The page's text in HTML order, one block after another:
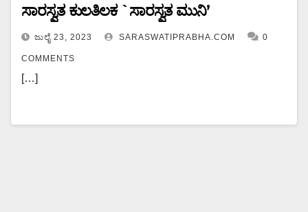
ಸಾರಸ್ವತ ಕುಲತಿಲಕ `ಸಾರಸ್ವತ ಮುನಿ’
ಜುಲೈ 23, 2023 SARASWATIPRABHA.COM 0
COMMENTS
[…]